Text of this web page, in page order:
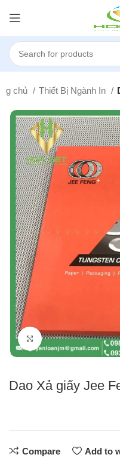
chủ Thiết Bị Ngành In
Click to enlarge
Dao Xả giấy Jee
Compare Add to